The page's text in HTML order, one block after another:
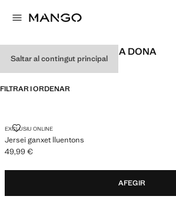
Saltar al contingut principal
LOOKS DE FESTIVAL PER A DONA
FILTRAR I ORDENAR
EXCLUSIU ONLINE
Jersei ganxet lluentons
JERSEI GANXET LLUENTONS
Preu actual [49,99 € ]
49,99 €
AFEGIR